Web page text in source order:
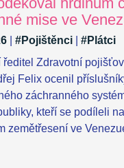
mise ve
#Pojištěnci
#Plátci
ředitel Zdravotní
Felix ocenil
záchranného
kteří se podíleli
zemětřesení ve